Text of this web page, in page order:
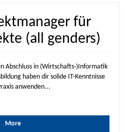
für
(all genders)
Abschluss in (Wirtschafts-)Informatik
haben dir solide IT-Kenntnisse
anwenden...
More